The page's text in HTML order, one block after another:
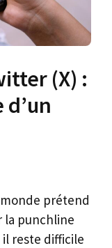
(X) :
prétend
la punchline
reste difficile